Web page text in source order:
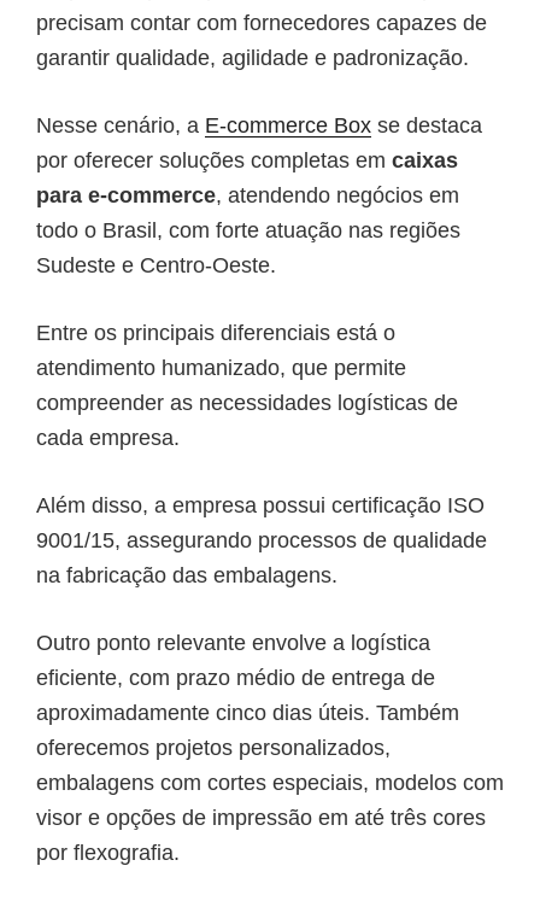
precisam contar com fornecedores capazes de
garantir qualidade, agilidade e padronização.
Nesse cenário, a E-commerce Box se destaca
por oferecer soluções completas em caixas
para e-commerce, atendendo negócios em
todo o Brasil, com forte atuação nas regiões
Sudeste e Centro-Oeste.
Entre os principais diferenciais está o
atendimento humanizado, que permite
compreender as necessidades logísticas de
cada empresa.
Além disso, a empresa possui certificação ISO
9001/15, assegurando processos de qualidade
na fabricação das embalagens.
Outro ponto relevante envolve a logística
eficiente, com prazo médio de entrega de
aproximadamente cinco dias úteis. Também
oferecemos projetos personalizados,
embalagens com cortes especiais, modelos com
visor e opções de impressão em até três cores
por flexografia.